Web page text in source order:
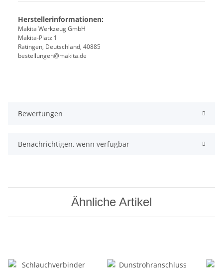
Herstellerinformationen:
Makita Werkzeug GmbH
Makita-Platz 1
Ratingen, Deutschland, 40885
bestellungen@makita.de
Bewertungen
Benachrichtigen, wenn verfügbar
Ähnliche Artikel